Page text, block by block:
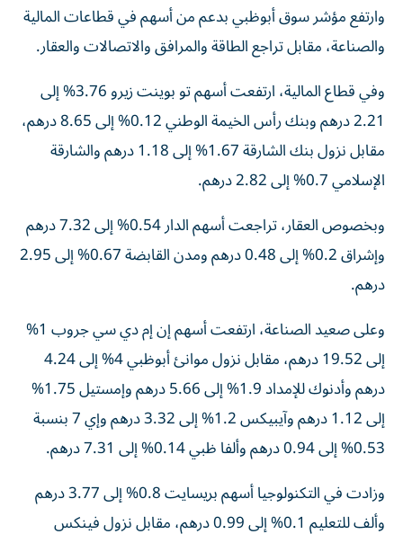
وارتفع مؤشر سوق أبوظبي بدعم من أسهم في قطاعات المالية
والصناعة، مقابل تراجع الطاقة والمرافق والاتصالات والعقار.
وفي قطاع المالية، ارتفعت أسهم تو بوينت زيرو 3.76% إلى
2.21 درهم وبنك رأس الخيمة الوطني 0.12% إلى 8.65 درهم،
مقابل نزول بنك الشارقة 1.67% إلى 1.18 درهم والشارقة
الإسلامي 0.7% إلى 2.82 درهم.
وبخصوص العقار، تراجعت أسهم الدار 0.54% إلى 7.32 درهم
وإشراق 0.2% إلى 0.48 درهم ومدن القابضة 0.67% إلى 2.95
درهم.
وعلى صعيد الصناعة، ارتفعت أسهم إن إم دي سي جروب 1%
إلى 19.52 درهم، مقابل نزول موانئ أبوظبي 4% إلى 4.24
درهم وأدنوك للإمداد 1.9% إلى 5.66 درهم وإمستيل 1.75%
إلى 1.12 درهم وآيبيكس 1.2% إلى 3.32 درهم وإي 7 بنسبة
0.53% إلى 0.94 درهم وألفا ظبي 0.14% إلى 7.31 درهم.
وزادت في التكنولوجيا أسهم بريسايت 0.8% إلى 3.77 درهم
وألف للتعليم 0.1% إلى 0.99 درهم، مقابل نزول فينكس